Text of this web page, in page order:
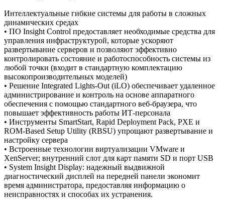
Интеллектуальные гибкие системы для работы в сложных
динамических средах
• ПО Insight Control предоставляет необходимые средства для
управления инфраструктурой, которые ускоряют
развертывание серверов и позволяют эффективно
контролировать состояние и работоспособность системы из
любой точки (входит в стандартную комплектацию
высокопроизводительных моделей)
• Решение Integrated Lights-Out (iLO) обеспечивает удаленное
администрирование и контроль на основе аппаратного
обеспечения с помощью стандартного веб-браузера, что
повышает эффективность работы ИТ-персонала
• Инструменты SmartStart, Rapid Deployment Pack, PXE и
ROM-Based Setup Utility (RBSU) упрощают развертывание и
настройку сервера
• Встроенные технологии виртуализации VMware и
XenServer; внутренний слот для карт памяти SD и порт USB
• System Insight Display: надежный выдвижной
диагностический дисплей на передней панели экономит
время администратора, предоставляя информацию о
неисправностях и способах их устранения.